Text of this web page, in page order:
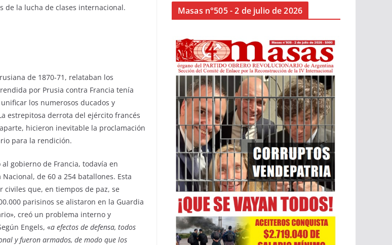
de la lucha de clases internacional.
de 1870-71, relataban los
por Prusia contra Francia tenía
los numerosos ducados y
estrepitosa derrota del ejército francés
hicieron inevitable la proclamación
para la rendición.
gobierno de Francia, todavía en
de 60 a 254 batallones. Esta
que, en tiempos de paz, se
parisinos se alistaron en la Guardia
creó un problema interno y
Engels, «a efectos de defensa, todos
y fueron armados, de modo que los
Masas n°505 - 2 de julio de 2026